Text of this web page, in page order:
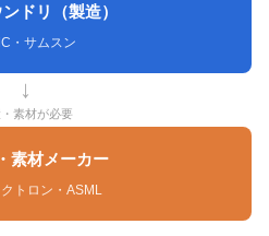
ドリ（製造）
・サムスン
↓
素材が必要
素材メーカー
トロン・ASML